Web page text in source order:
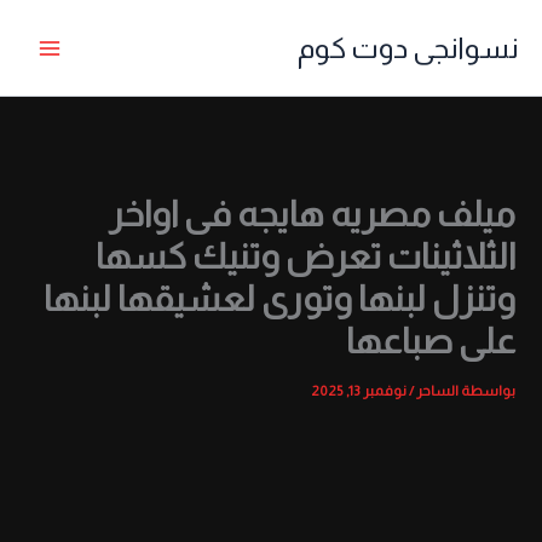
نسوانجى دوت كوم
ميلف مصريه هايجه فى اواخر
الثلاثينات تعرض وتنيك كسها
وتنزل لبنها وتورى لعشيقها لبنها
على صباعها
بواسطة الساحر/نوفمبر 13, 2025